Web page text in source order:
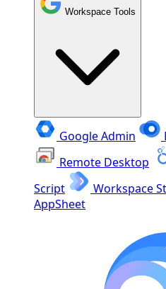
Workspace Tools
Google Admin
Remote Desktop
Script
Workspace
AppSheet